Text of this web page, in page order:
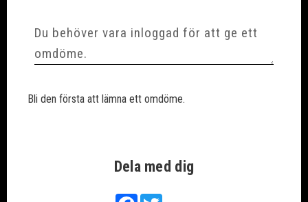
Dela med dig
FacebookTwitter
Bli den första att lämna ett omdöme.